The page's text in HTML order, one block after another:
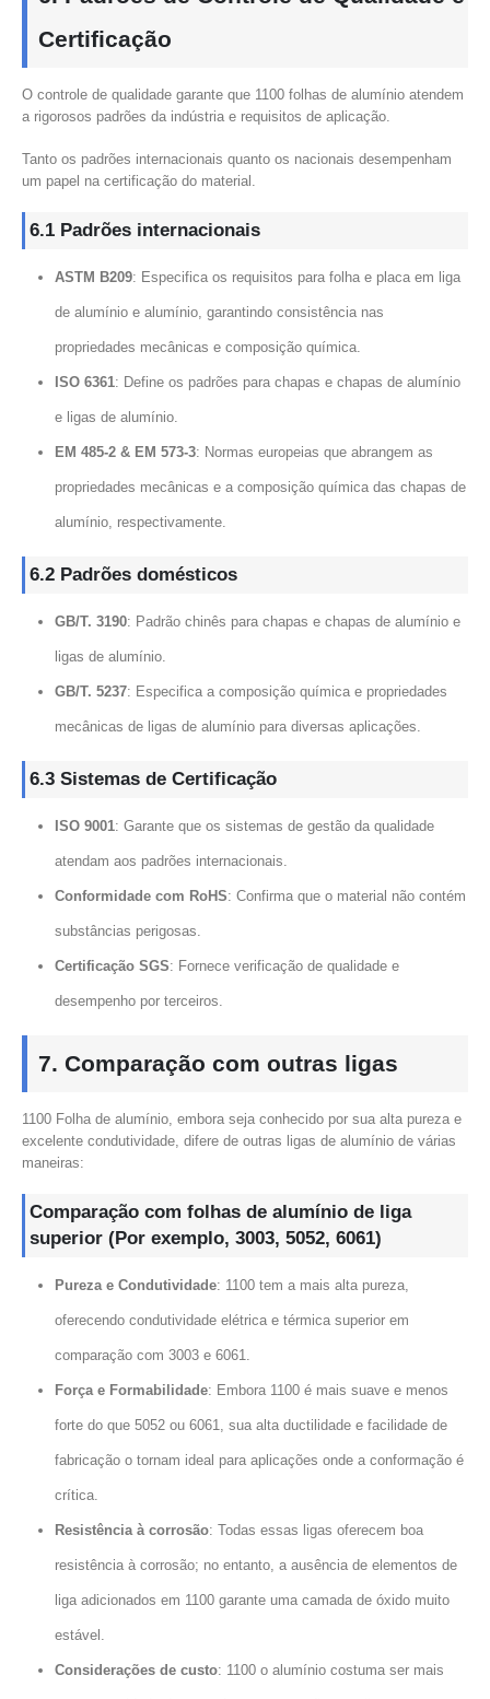
Certificação
O controle de qualidade garante que 1100 folhas de alumínio atendem
a rigorosos padrões da indústria e requisitos de aplicação.
Tanto os padrões internacionais quanto os nacionais desempenham
um papel na certificação do material.
6.1 Padrões internacionais
ASTM B209: Especifica os requisitos para folha e placa em liga
de alumínio e alumínio, garantindo consistência nas
propriedades mecânicas e composição química.
ISO 6361: Define os padrões para chapas e chapas de alumínio
e ligas de alumínio.
EM 485-2 & EM 573-3: Normas europeias que abrangem as
propriedades mecânicas e a composição química das chapas de
alumínio, respectivamente.
6.2 Padrões domésticos
GB/T. 3190: Padrão chinês para chapas e chapas de alumínio e
ligas de alumínio.
GB/T. 5237: Especifica a composição química e propriedades
mecânicas de ligas de alumínio para diversas aplicações.
6.3 Sistemas de Certificação
ISO 9001: Garante que os sistemas de gestão da qualidade
atendam aos padrões internacionais.
Conformidade com RoHS: Confirma que o material não contém
substâncias perigosas.
Certificação SGS: Fornece verificação de qualidade e
desempenho por terceiros.
7. Comparação com outras ligas
1100 Folha de alumínio, embora seja conhecido por sua alta pureza e
excelente condutividade, difere de outras ligas de alumínio de várias
maneiras:
Comparação com folhas de alumínio de liga
superior (Por exemplo, 3003, 5052, 6061)
Pureza e Condutividade: 1100 tem a mais alta pureza,
oferecendo condutividade elétrica e térmica superior em
comparação com 3003 e 6061.
Força e Formabilidade: Embora 1100 é mais suave e menos
forte do que 5052 ou 6061, sua alta ductilidade e facilidade de
fabricação o tornam ideal para aplicações onde a conformação é
crítica.
Resistência à corrosão: Todas essas ligas oferecem boa
resistência à corrosão; no entanto, a ausência de elementos de
liga adicionados em 1100 garante uma camada de óxido muito
estável.
Considerações de custo: 1100 o alumínio costuma ser mais